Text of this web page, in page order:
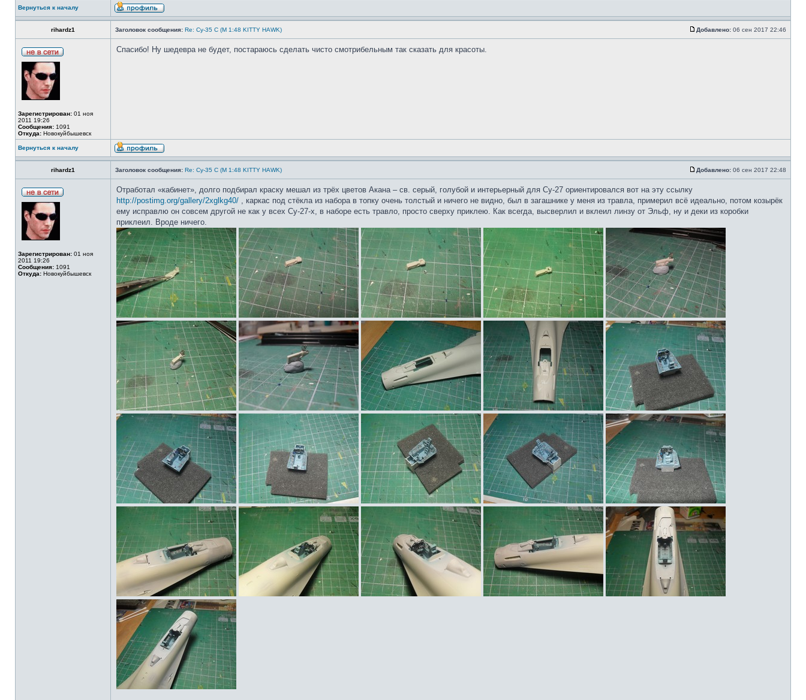
Вернуться к началу
rihardz1 Заголовок сообщения: Re: Су-35 С (М 1:48 KITTY HAWK) Добавлено: 06 сен 2017 22:46
Зарегистрирован: 01 ноя
2011 19:26
Сообщения: 1091
Откуда: Новокуйбышевск
Спасибо! Ну шедевра не будет, постараюсь сделать чисто смотрибельным так сказать для красоты.
Вернуться к началу
rihardz1 Заголовок сообщения: Re: Су-35 С (М 1:48 KITTY HAWK) Добавлено: 06 сен 2017 22:48
Зарегистрирован: 01 ноя
2011 19:26
Сообщения: 1091
Откуда: Новокуйбышевск
Отработал «кабинет», долго подбирал краску мешал из трёх цветов Акана – св. серый, голубой и интерьерный для Су-27 ориентировался вот на эту ссылку
http://postimg.org/gallery/2xglkg40/ , каркас под стёкла из набора в топку очень толстый и ничего не видно, был в загашнике у меня из травла, примерил всё идеально, потом козырёк
ему исправлю он совсем другой не как у всех Су-27-х, в наборе есть травло, просто сверху приклею. Как всегда, высверлил и вклеил линзу от Эльф, ну и деки из коробки
приклеил. Вроде ничего.